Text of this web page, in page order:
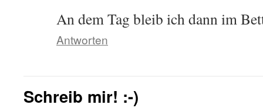
An dem Tag bleib ich dann im
Antworten
Schreib mir! :-)